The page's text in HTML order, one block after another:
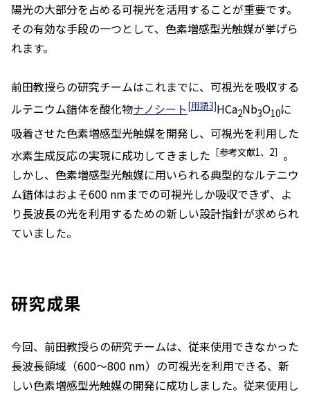
陽光の大部分を占める可視光を活用することが重要です。
その有効な手段の一つとして、色素増感型光触媒が挙げら
れます。
前田教授らの研究チームはこれまでに、可視光を吸収する
ルテニウム錯体を酸化物ナノシート[用語3]HCa2Nb3O10に
吸着させた色素増感型光触媒を開発し、可視光を利用した
水素生成反応の実現に成功してきました ［参考文献1、2］ 。
しかし、色素増感型光触媒に用いられる典型的なルテニウ
ム錯体はおよそ600 nmまでの可視光しか吸収できず、よ
り長波長の光を利用するための新しい設計指針が求められ
ていました。
研究成果
今回、前田教授らの研究チームは、従来使用できなかった
長波長領域（600～800 nm）の可視光を利用できる、新
しい色素増感型光触媒の開発に成功しました。従来使用し